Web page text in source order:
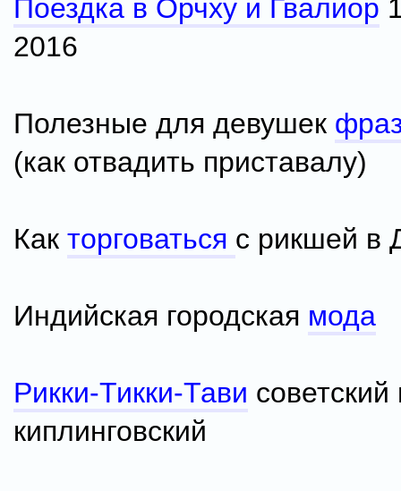
Поездка в Орчху и Гвалиор
2016
Полезные для девушек
(как отвадить приставалу)
Как торговаться с рикшей в
Индийская городская мода
Рикки-Тикки-Тави советский
киплинговский